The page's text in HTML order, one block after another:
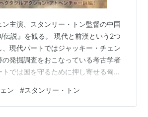
ン主演、スタンリー・トン監督の中国
伝説』を観る。 現代と前漢という2つ
現代パートではジャッキー・チェン
の発掘調査をおこなっている考古学者
では国を守るために押し寄せる匈奴
将を演じているのだけれど、AIテク
て若者の顔つきになっている。それ
ン #スタンリー・トン